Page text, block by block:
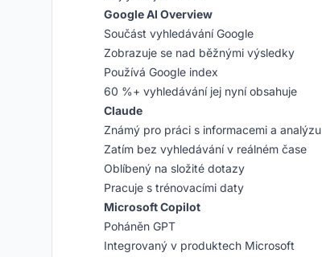
Google AI Overview
Součást vyhledávání Google
Zobrazuje se nad běžnými výsledky
Používá Google index
60 %+ vyhledávání jej nyní obsahuje
Claude
Známý pro práci s informacemi a analýzu
Zatím bez vyhledávání v reálném čase
Oblíbený na složité dotazy
Pracuje s trénovacími daty
Microsoft Copilot
Poháněn GPT
Integrovaný v produktech Microsoft